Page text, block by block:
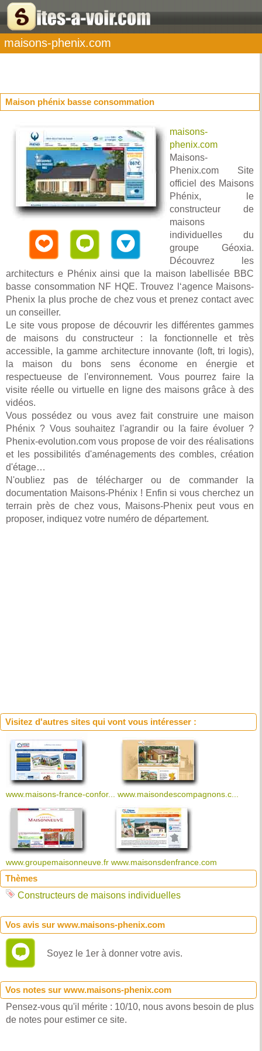
maisons-phenix.com
Maison phénix basse consommation
maisons-
phenix.com
Maisons-
Phenix.com Site
officiel des Maisons
Phénix, le
constructeur de
maisons
individuelles du
groupe Géoxia.
Découvrez les
architecturs e Phénix ainsi que la maison labellisée BBC
basse consommation NF HQE. Trouvez l‘agence Maisons-
Phenix la plus proche de chez vous et prenez contact avec
un conseiller.
Le site vous propose de découvrir les différentes gammes
de maisons du constructeur : la fonctionnelle et très
accessible, la gamme architecture innovante (loft, tri logis),
la maison du bons sens économe en énergie et
respectueuse de l'environnement. Vous pourrez faire la
visite réelle ou virtuelle en ligne des maisons grâce à des
vidéos.
Vous possédez ou vous avez fait construire une maison
Phénix ? Vous souhaitez l'agrandir ou la faire évoluer ?
Phenix-evolution.com vous propose de voir des réalisations
et les possibilités d'aménagements des combles, création
d'étage…
N'oubliez pas de télécharger ou de commander la
documentation Maisons-Phénix ! Enfin si vous cherchez un
terrain près de chez vous, Maisons-Phenix peut vous en
proposer, indiquez votre numéro de département.
Visitez d'autres sites qui vont vous intéresser :
www.maisons-france-confor... www.maisondescompagnons.c...
www.groupemaisonneuve.fr www.maisonsdenfrance.com
Thèmes
Constructeurs de maisons individuelles
Vos avis sur www.maisons-phenix.com
Soyez le 1er à donner votre avis.
Vos notes sur www.maisons-phenix.com
Pensez-vous qu'il mérite : 10/10, nous avons besoin de plus
de notes pour estimer ce site.